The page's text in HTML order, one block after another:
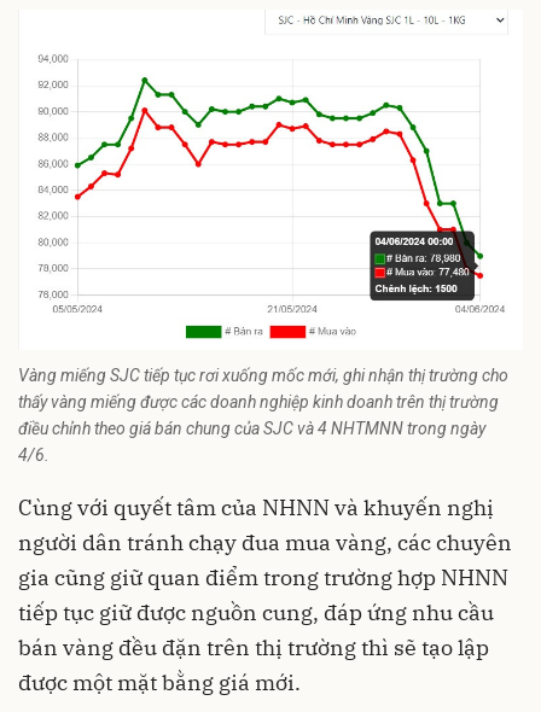
Vàng miếng SJC tiếp tục rơi xuống mốc mới, ghi nhận thị trường cho
thấy vàng miếng được các doanh nghiệp kinh doanh trên thị trường
điều chỉnh theo giá bán chung của SJC và 4 NHTMNN trong ngày
4/6.
Cùng với quyết tâm của NHNN và khuyến nghị
người dân tránh chạy đua mua vàng, các chuyên
gia cũng giữ quan điểm trong trường hợp NHNN
tiếp tục giữ được nguồn cung, đáp ứng nhu cầu
bán vàng đều đặn trên thị trường thì sẽ tạo lập
được một mặt bằng giá mới.